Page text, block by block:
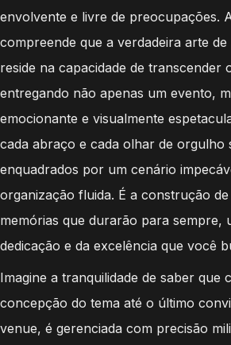
envolvente e livre de preocupações.
compreende que a verdadeira arte
reside na capacidade de transcender
entregando não apenas um evento,
emocionante e visualmente
cada abraço e cada olhar de orgulho
enquadrados por um cenário
organização fluida. É a construção
memórias que durarão para sempre,
dedicação e da excelência que você
Imagine a tranquilidade de saber que
concepção do tema até o último
venue, é gerenciada com precisão